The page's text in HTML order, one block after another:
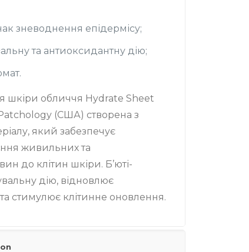
зневоднення епідермісу;
та антиоксидантну дію;
шкіри обличчя Hydrate Sheet
(США) створена з
який забезпечує
живильних та
до клітин шкіри. Б’юті-
дію, відновлює
стимулює клітинне оновлення.